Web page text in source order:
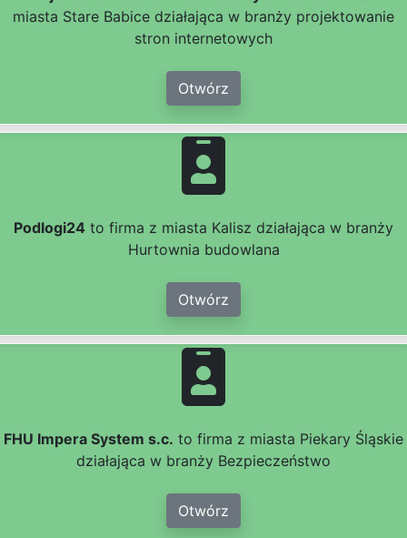
miasta Stare Babice działająca w branży projektowanie
stron internetowych
Otwórz
Podlogi24 to firma z miasta Kalisz działająca w branży
Hurtownia budowlana
Otwórz
FHU Impera System s.c. to firma z miasta Piekary Śląskie
działająca w branży Bezpieczeństwo
Otwórz